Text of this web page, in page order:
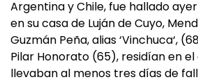
Argentina y Chile, fue hallado
en su casa de Luján de Cuyo,
Guzmán Peña, alias ‘Vinchuca‘,
Pilar Honorato (65), residían en
llevaban al menos tres días de